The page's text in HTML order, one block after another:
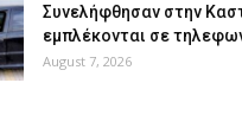
Συνελήφθησαν στην
εμπλέκονται σε
August 7, 2026